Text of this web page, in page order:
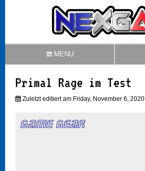
MENU
Primal Rage im Test
Zuletzt editiert am Friday, November 6, 2020